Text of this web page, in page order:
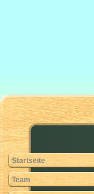
Startseite
Team